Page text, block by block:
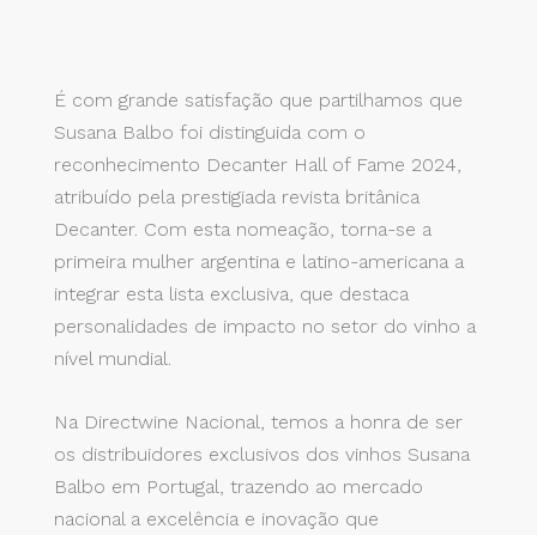
É com grande satisfação que partilhamos que
Susana Balbo foi distinguida com o
reconhecimento Decanter Hall of Fame 2024,
atribuído pela prestigiada revista britânica
Decanter. Com esta nomeação, torna-se a
primeira mulher argentina e latino-americana a
integrar esta lista exclusiva, que destaca
personalidades de impacto no setor do vinho a
nível mundial.
Na Directwine Nacional, temos a honra de ser
os distribuidores exclusivos dos vinhos Susana
Balbo em Portugal, trazendo ao mercado
nacional a excelência e inovação que